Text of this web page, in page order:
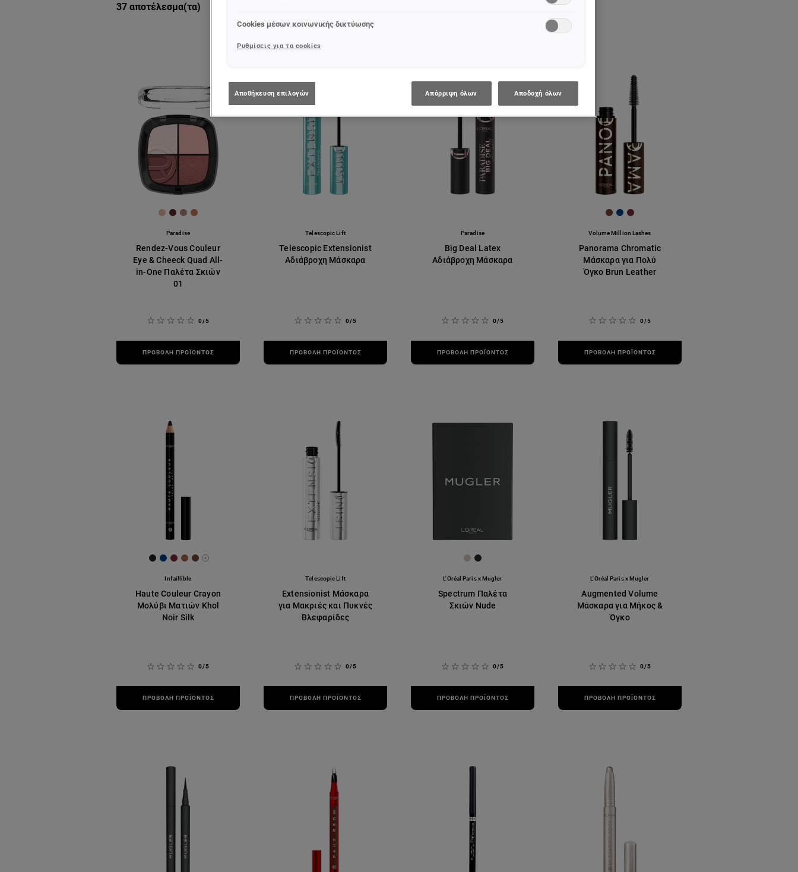
37 αποτέλεσμα(τα)
[Color]: #E4B4A4
[Color]: #582D26
[Color]: #B1807B
[Color]: #C27A54
Paradise
Rendez-Vous Couleur
Eye & Cheeck Quad All-
in-One Παλέτα Σκιών
01
0/5
ΠΡΟΒΟΛΉ ΠΡΟΪΌΝΤΟΣ
Telescopic Lift
Telescopic Extensionist
Αδιάβροχη Μάσκαρα
0/5
ΠΡΟΒΟΛΉ ΠΡΟΪΌΝΤΟΣ
Paradise
Big Deal Latex
Αδιάβροχη Μάσκαρα
0/5
ΠΡΟΒΟΛΉ ΠΡΟΪΌΝΤΟΣ
[Color]: #704439
[Color]: #003c8a
[Color]: #7a2d39
Volume Million Lashes
Panorama Chromatic
Μάσκαρα για Πολύ
Όγκο Brun Leather
0/5
ΠΡΟΒΟΛΉ ΠΡΟΪΌΝΤΟΣ
[Color]: #231f20
[Color]: #003c8a
[Color]: #7a2d39
[Color]: #aa6553
[Color]: #704439
More shades are available
Infaillible
Haute Couleur Crayon
Μολύβι Ματιών Khol
Noir Silk
0/5
ΠΡΟΒΟΛΉ ΠΡΟΪΌΝΤΟΣ
Telescopic Lift
Extensionist Μάσκαρα
για Μακριές και Πυκνές
Βλεφαρίδες
0/5
ΠΡΟΒΟΛΉ ΠΡΟΪΌΝΤΟΣ
[Color]: #D9C4BA
[Color]: #252A2F
L'Oréal Paris x Mugler
Spectrum Παλέτα
Σκιών Nude
0/5
ΠΡΟΒΟΛΉ ΠΡΟΪΌΝΤΟΣ
L'Oréal Paris x Mugler
Augmented Volume
Μάσκαρα για Μήκος &
Όγκο
0/5
ΠΡΟΒΟΛΉ ΠΡΟΪΌΝΤΟΣ
Cookies μέσων κοινωνικής δικτύωσης
Ρυθμίσεις για τα cookies
Αποθήκευση επιλογών Απόρριψη όλων Αποδοχή όλων